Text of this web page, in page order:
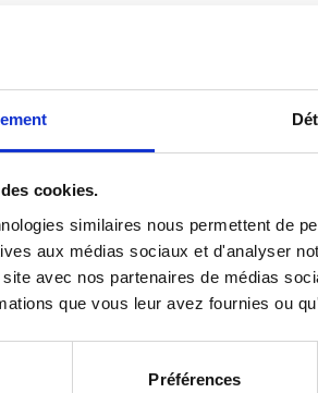
cookies.
similaires nous permettent de
aux médias sociaux et d'analyser
avec nos partenaires de médias
que vous leur avez fournies ou
Préférences
merci de contacter Annika
merci de contacter Laura
merci de contacter
merci de contacter Eva